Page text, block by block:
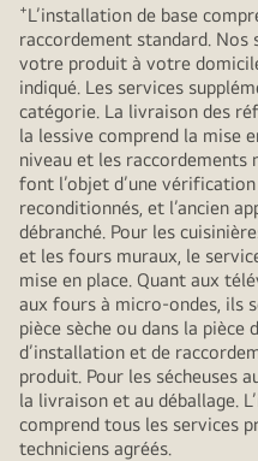
+L’installation de base
raccordement standard.
votre produit à votre
indiqué. Les services
catégorie. La livraison des
la lessive comprend la mise
niveau et les raccordements
font l’objet d’une
reconditionnés, et l’ancien
débranché. Pour les
et les fours muraux, le
mise en place. Quant aux
aux fours à micro-ondes, ils
pièce sèche ou dans la
d’installation et de
produit. Pour les sécheuses
la livraison et au déballage.
comprend tous les services
techniciens agréés.